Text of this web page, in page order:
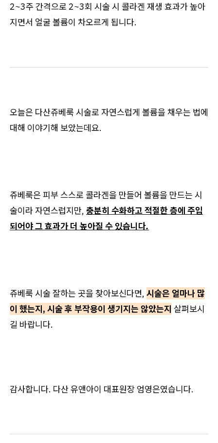
2~3주 간격으로 2~3회 시술 시 콜라겐 재생 효과가 높아
지면서 얼굴 볼륨이 차오르게 됩니다.
오늘은 다산쥬베룩 시술로 자연스럽게 볼륨을 채우는 법에
대해 이야기해 보았는데요.
쥬베룩은 피부 스스로 콜라겐을 만들어 볼륨을 만드는 시
술이라 자연스럽지만, 충분히 수화하고 적절한 층에 주입
되어야 그 효과가 더 높아질 수 있습니다.
쥬베룩 시술 잘하는 곳을 찾아보신다면, 시술은 얼마나 많
이 했는지, 시술 후 부작용이 생기지는 않았는지 살펴보시
길 바랍니다.
감사합니다. 다산 유앤아이 대표원장 엄영은였습니다.